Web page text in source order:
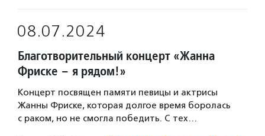
08.07.2024
Благотворительный концерт «Жанна
Фриске – я рядом!»
Концерт посвящен памяти певицы и актрисы
Жанны Фриске, которая долгое время боролась
с раком, но не смогла победить. С тех…